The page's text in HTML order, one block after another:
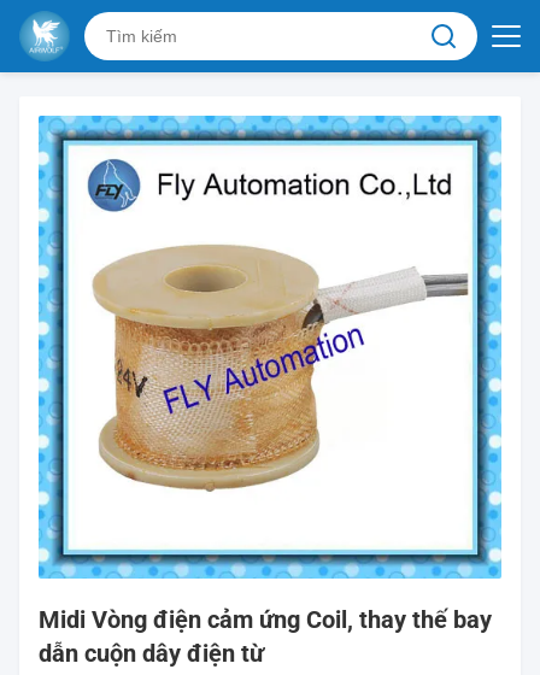
Midi Vòng điện cảm ứng Coil, thay thế bay
dẫn cuộn dây điện từ